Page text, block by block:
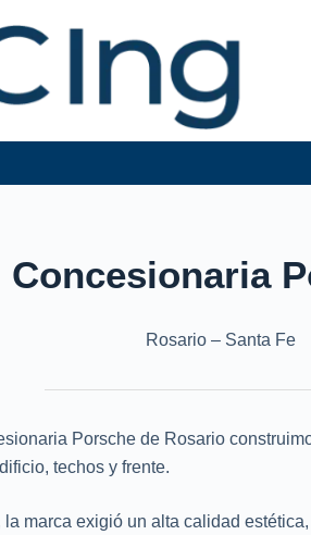
Concesionaria
Rosario – Santa Fe
Porsche de Rosario
techos y frente.
la marca exigió un alta calidad